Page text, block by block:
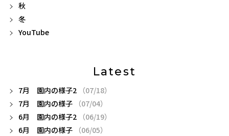
秋
冬
YouTube
Latest
7月 園内の様子2
（07/18）
7月 園内の様子
（07/04）
6月 園内の様子2
（06/19）
6月 園内の様子
（06/05）